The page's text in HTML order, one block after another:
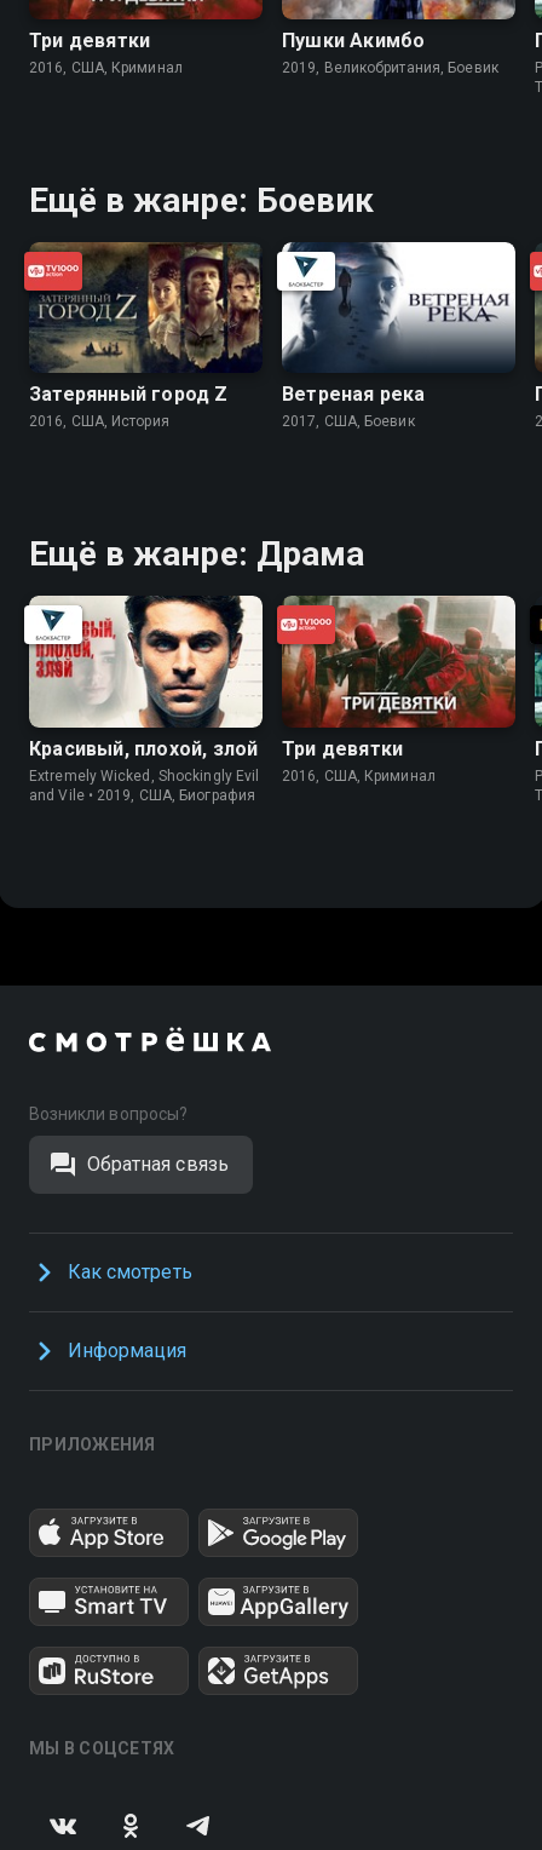
Три девятки
2016, США, Криминал
Пушки Акимбо
2019, Великобритания, Боевик
Ещё в жанре: Боевик
Затерянный город Z
2016, США, История
Ветреная река
2017, США, Боевик
Ещё в жанре: Драма
Красивый, плохой, злой
Extremely Wicked, Shockingly Evil
and Vile • 2019, США, Биография
Три девятки
2016, США, Криминал
Возникли вопросы?
Обратная связь
Как смотреть
Информация
ПРИЛОЖЕНИЯ
МЫ В СОЦСЕТЯХ